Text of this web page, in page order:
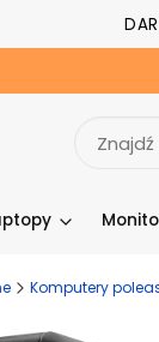
Komputery